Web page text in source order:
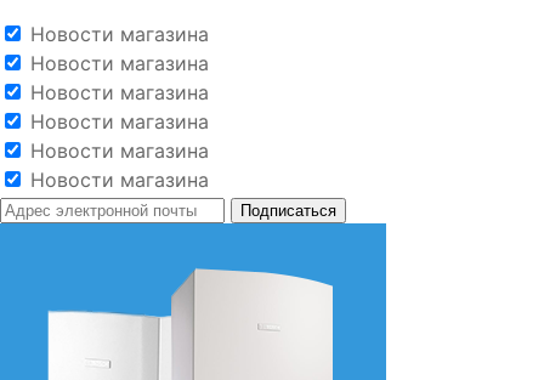
Новости магазина
Новости магазина
Новости магазина
Новости магазина
Новости магазина
Новости магазина